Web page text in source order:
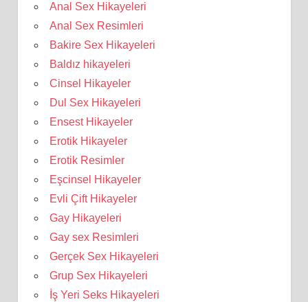
Anal Sex Hikayeleri
Anal Sex Resimleri
Bakire Sex Hikayeleri
Baldız hikayeleri
Cinsel Hikayeler
Dul Sex Hikayeleri
Ensest Hikayeler
Erotik Hikayeler
Erotik Resimler
Eşcinsel Hikayeler
Evli Çift Hikayeler
Gay Hikayeleri
Gay sex Resimleri
Gerçek Sex Hikayeleri
Grup Sex Hikayeleri
İş Yeri Seks Hikayeleri